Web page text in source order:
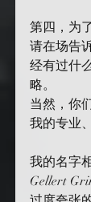
第四，为
请在场告
经有过什
略。
当然，你
我的专业
我的名字
Gellert